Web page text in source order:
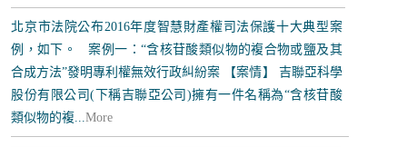
北京市法院公布2016年度智慧財產權司法保護十大典型案
例，如下。 案例一：“含核苷酸類似物的複合物或鹽及其
合成方法”發明專利權無效行政糾紛案 【案情】 吉聯亞科學
股份有限公司(下稱吉聯亞公司)擁有一件名稱為“含核苷酸
類似物的複...More